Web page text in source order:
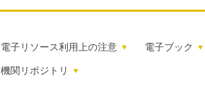
電子リソース利用上の注意 電子ブック
機関リポジトリ